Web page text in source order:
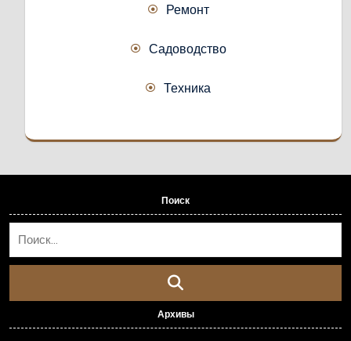
Ремонт
Садоводство
Техника
Поиск
Архивы